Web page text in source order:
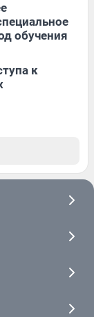
обучения
к